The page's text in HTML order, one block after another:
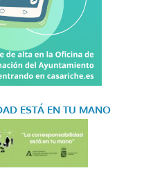
ESTÁ EN TU MANO